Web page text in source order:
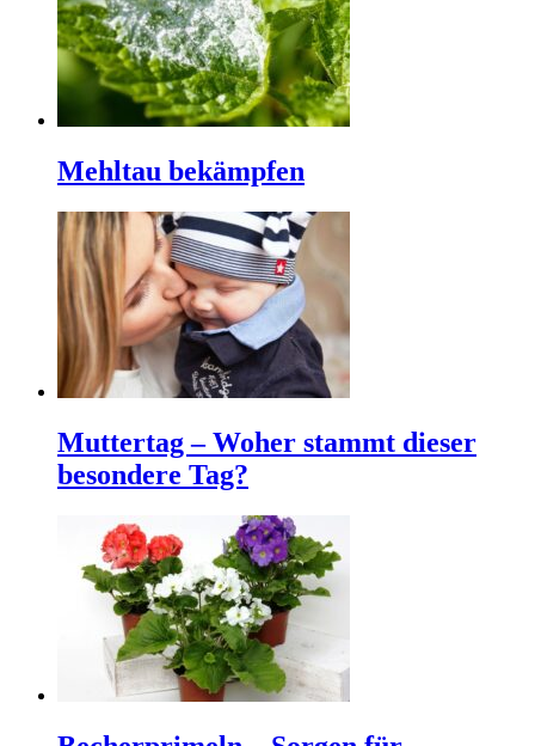
Mehltau bekämpfen
Muttertag – Woher stammt dieser
besondere Tag?